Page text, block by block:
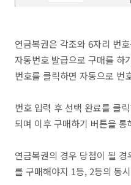
연금복권은 각조와 6자리 번
자동번호 발급으로 구매를 하
번호를 클릭하면 자동으로 번
번호 입력 후 선택 완료를 클
되며 이후 구매하기 버튼을
연금복권의 경우 당첨이 될
를 구매해야지 1등, 2등의 동